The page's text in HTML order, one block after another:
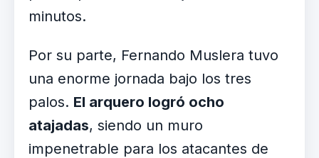
minutos.
Por su parte, Fernando Muslera tuvo
una enorme jornada bajo los tres
palos. El arquero logró ocho
atajadas, siendo un muro
impenetrable para los atacantes de